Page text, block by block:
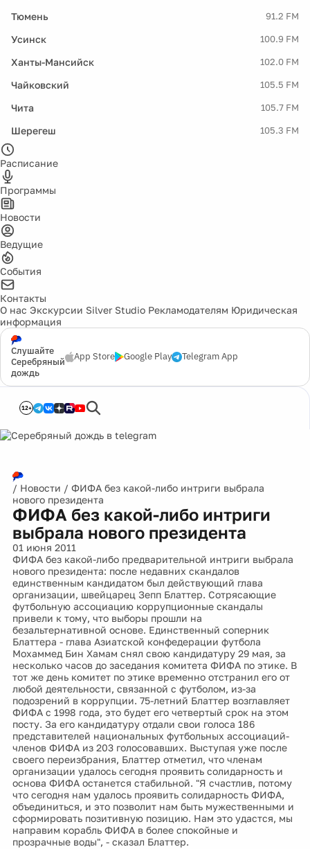
Тюмень 91.2 FM
Усинск 100.9 FM
Ханты-Мансийск 102.0 FM
Чайковский 105.5 FM
Чита 105.7 FM
Шерегеш 105.3 FM
Расписание
Программы
Новости
Ведущие
События
Контакты
О нас Экскурсии Silver Studio Рекламодателям Юридическая
информация
Слушайте
Серебряный
дождь
App Store Google Play Telegram App
12+
/ Новости / ФИФА без какой-либо интриги выбрала
нового президента
ФИФА без какой-либо интриги
выбрала нового президента
01 июня 2011
ФИФА без какой-либо предварительной интриги выбрала
нового президента: после недавних скандалов
единственным кандидатом был действующий глава
организации, швейцарец Зепп Блаттер. Сотрясающие
футбольную ассоциацию коррупционные скандалы
привели к тому, что выборы прошли на
безальтернативной основе. Единственный соперник
Блаттера - глава Азиатской конфедерации футбола
Мохаммед Бин Хамам снял свою кандидатуру 29 мая, за
несколько часов до заседания комитета ФИФА по этике. В
тот же день комитет по этике временно отстранил его от
любой деятельности, связанной с футболом, из-за
подозрений в коррупции. 75-летний Блаттер возглавляет
ФИФА с 1998 года, это будет его четвертый срок на этом
посту. За его кандидатуру отдали свои голоса 186
представителей национальных футбольных ассоциаций-
членов ФИФА из 203 голосовавших. Выступая уже после
своего переизбрания, Блаттер отметил, что членам
организации удалось сегодня проявить солидарность и
основа ФИФА останется стабильной. "Я счастлив, потому
что сегодня нам удалось проявить солидарность ФИФА,
объединиться, и это позволит нам быть мужественными и
сформировать позитивную позицию. Нам это удастся, мы
направим корабль ФИФА в более спокойные и
прозрачные воды", - сказал Блаттер.